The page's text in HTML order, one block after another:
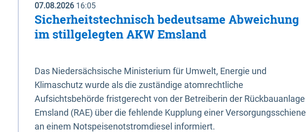
07.08.2026 16:05
Sicherheitstechnisch bedeutsame Abweichung
im stillgelegten AKW Emsland
Das Niedersächsische Ministerium für Umwelt, Energie und
Klimaschutz wurde als die zuständige atomrechtliche
Aufsichtsbehörde fristgerecht von der Betreiberin der Rückbauanlage
Emsland (RAE) über die fehlende Kupplung einer Versorgungsschiene
an einem Notspeisenotstromdiesel informiert.